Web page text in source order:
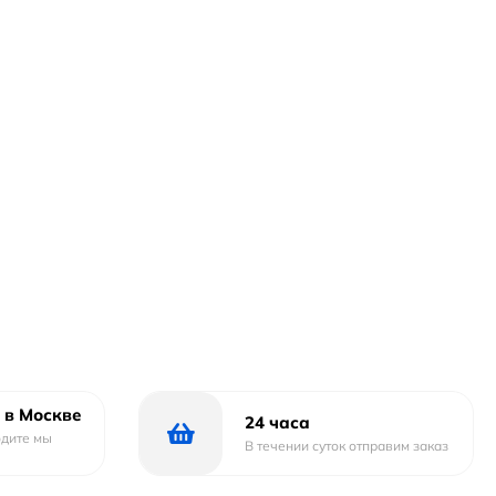
душа и настенному изливу.
аэратор для равномерного распределения воды.
Москве
мы
24 часа
В течении суток отправим заказ